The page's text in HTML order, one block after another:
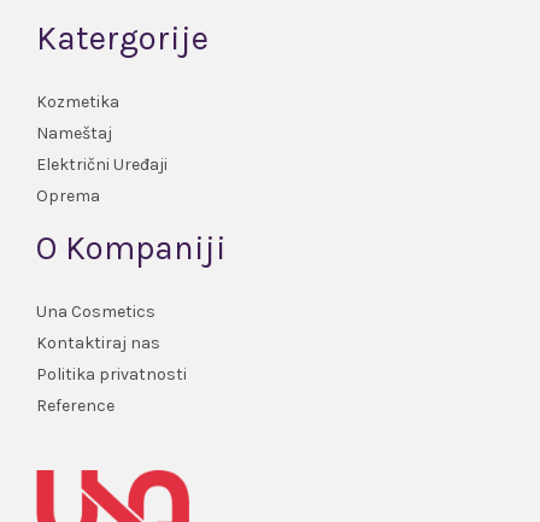
Katergorije
Kozmetika
Nameštaj
Električni Uređaji
Oprema
O Kompaniji
Una Cosmetics
Kontaktiraj nas
Politika privatnosti
Reference